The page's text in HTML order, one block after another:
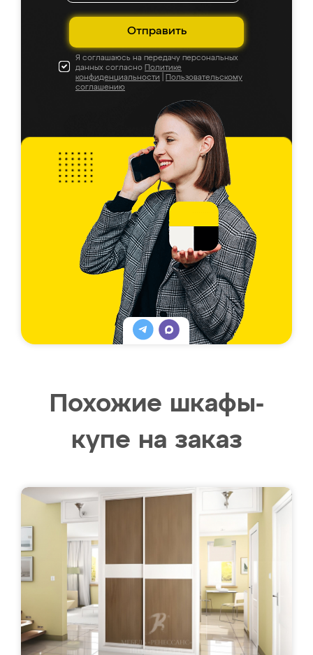
Отправить
Я соглашаюсь на передачу персональных
данных согласно Политике
конфиденциальности
Пользовательскому
соглашению
Похожие шкафы-
купе на заказ